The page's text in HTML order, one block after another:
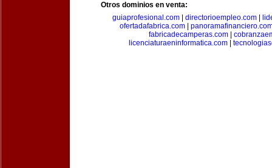
Otros dominios en venta:
guiaprofesional.com| directorioempleo.com|
ofertadafabrica.com|
fabricadecamperas.com
licenciaturaeninformatica.com|